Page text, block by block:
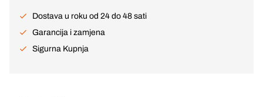
Dostava u roku od 24 do 48 sati
Garancija i zamjena
Sigurna Kupnja